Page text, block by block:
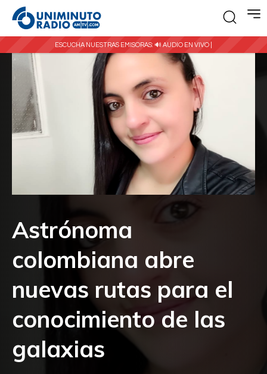
ESCUCHA NUESTRAS EMISORAS: 🔊 AUDIO EN VIVO |
Astrónoma
colombiana abre
nuevas rutas para el
conocimiento de las
galaxias